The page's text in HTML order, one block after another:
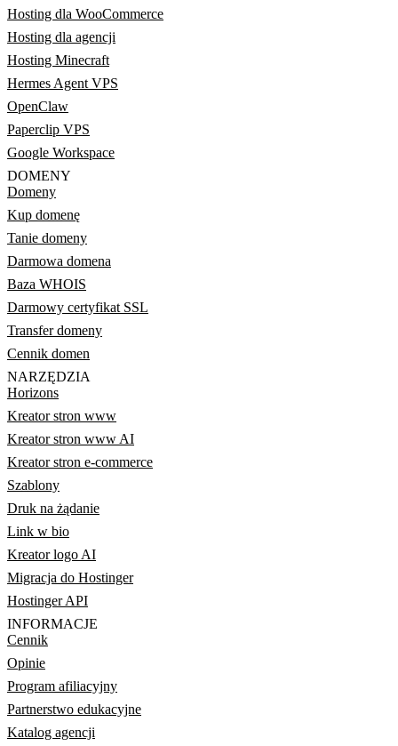
Hosting dla WooCommerce
Hosting dla agencji
Hosting Minecraft
Hermes Agent VPS
OpenClaw
Paperclip VPS
Google Workspace
DOMENY
Domeny
Kup domenę
Tanie domeny
Darmowa domena
Baza WHOIS
Darmowy certyfikat SSL
Transfer domeny
Cennik domen
NARZĘDZIA
Horizons
Kreator stron www
Kreator stron www AI
Kreator stron e-commerce
Szablony
Druk na żądanie
Link w bio
Kreator logo AI
Migracja do Hostinger
Hostinger API
INFORMACJE
Cennik
Opinie
Program afiliacyjny
Partnerstwo edukacyjne
Katalog agencji